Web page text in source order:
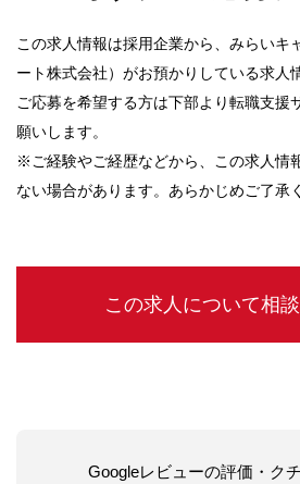
この求人情報は採用企業から、みらいキ
ート株式会社）がお預かりしている求人
ご応募を希望する方は下部より転職支援
願いします。
※ご経験やご経歴などから、この求人情
ない場合があります。あらかじめご了承
この求人について相
Googleレビューの評価・ク